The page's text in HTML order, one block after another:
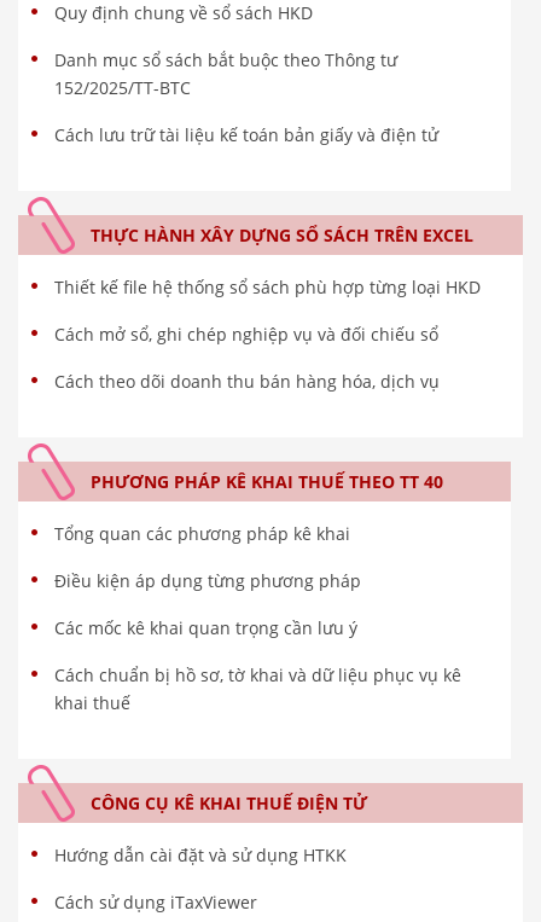
Quy định chung về sổ sách HKD
Danh mục sổ sách bắt buộc theo Thông tư
152/2025/TT-BTC
Cách lưu trữ tài liệu kế toán bản giấy và điện tử
THỰC HÀNH XÂY DỰNG SỔ SÁCH TRÊN EXCEL
Thiết kế file hệ thống sổ sách phù hợp từng loại HKD
Cách mở sổ, ghi chép nghiệp vụ và đối chiếu sổ
Cách theo dõi doanh thu bán hàng hóa, dịch vụ
PHƯƠNG PHÁP KÊ KHAI THUẾ THEO TT 40
Tổng quan các phương pháp kê khai
Điều kiện áp dụng từng phương pháp
Các mốc kê khai quan trọng cần lưu ý
Cách chuẩn bị hồ sơ, tờ khai và dữ liệu phục vụ kê
khai thuế
CÔNG CỤ KÊ KHAI THUẾ ĐIỆN TỬ
Hướng dẫn cài đặt và sử dụng HTKK
Cách sử dụng iTaxViewer